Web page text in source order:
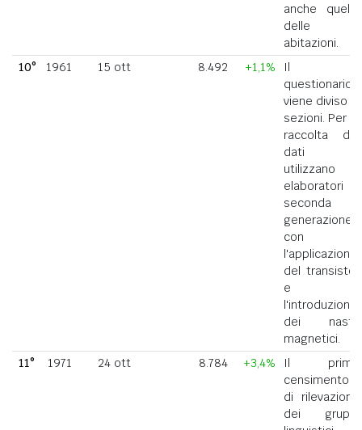
anche quello
delle
abitazioni.
10°
1961 15 ott 8.492 +1,1%
Il
questionario
viene diviso in
sezioni. Per la
raccolta dei
dati si
utilizzano
elaboratori di
seconda
generazione
con
l'applicazione
del transistor
e
l'introduzione
dei nastri
magnetici.
11°
1971 24 ott 8.784 +3,4%
Il primo
censimento
di rilevazione
dei gruppi